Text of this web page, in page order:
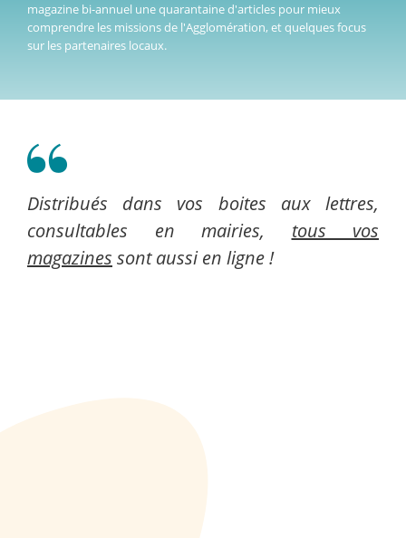
magazine bi-annuel une quarantaine d'articles pour mieux
comprendre les missions de l'Agglomération, et quelques focus
sur les partenaires locaux.
Distribués dans vos boites aux lettres,
consultables en mairies, tous vos
magazines sont aussi en ligne !